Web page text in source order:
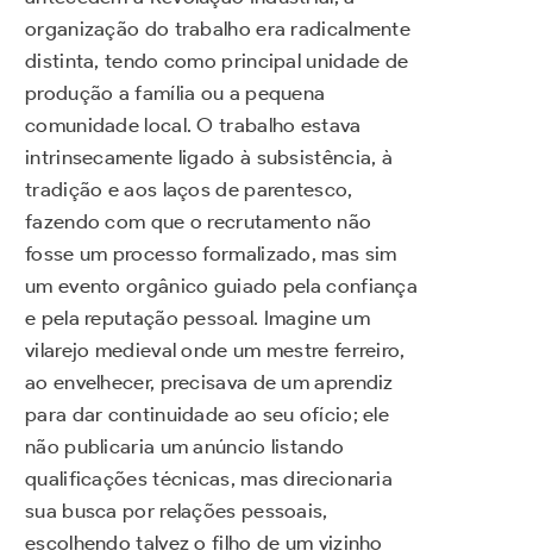
organização do trabalho era radicalmente
distinta, tendo como principal unidade de
produção a família ou a pequena
comunidade local. O trabalho estava
intrinsecamente ligado à subsistência, à
tradição e aos laços de parentesco,
fazendo com que o recrutamento não
fosse um processo formalizado, mas sim
um evento orgânico guiado pela confiança
e pela reputação pessoal. Imagine um
vilarejo medieval onde um mestre ferreiro,
ao envelhecer, precisava de um aprendiz
para dar continuidade ao seu ofício; ele
não publicaria um anúncio listando
qualificações técnicas, mas direcionaria
sua busca por relações pessoais,
escolhendo talvez o filho de um vizinho